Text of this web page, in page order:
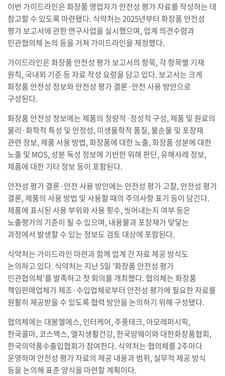
이번 가이드라인은 화장품 영업자가 안전성 평가 자료를 작성하는 데
참고할 수 있도록 마련됐다. 식약처는 2025년부터 화장품 안전성
평가 보고서에 관한 연구사업을 실시했으며, 업계 의견수렴과
민관협의체 논의 등을 거쳐 가이드라인을 제정했다.
가이드라인은 화장품 안전성 평가 보고서의 항목, 각 항목별 기재
원칙, 국내외 기준 등 자료 작성 요령을 담고 있다. 보고서는 크게
화장품 안전성 정보와 안전성 평가 결론·안전 사용 방안으로
구성된다.
화장품 안전성 정보에는 제품의 정량적·정성적 구성, 제품 및 원료의
물리·화학적 특성 및 안정성, 미생물학적 품질, 불순물 및 포장재
관련 정보, 제품 사용 방법, 화장품에 대한 노출, 화장품 성분에 대한
노출 및 MOS, 성분 독성 정보에 기반한 위해 판단, 유해사례 정보,
제품에 대한 기타 정보 등이 포함된다.
안전성 평가 결론·안전 사용 방안에는 안전성 평가 고찰, 안전성 평가
결론, 제품의 사용 방법 및 사용할 때의 주의사항 표기 등이 담긴다.
제품에 표시된 사용 부위와 사용 횟수, 씻어내는지 여부 등은
노출평가의 기준이 될 수 있으며, 내용물과 포장재가 맞닿는
과정에서 발생할 수 있는 정보도 검토 대상에 포함된다.
식약처는 가이드라인 마련과 함께 업계 간 자료 제공 방식도
논의하고 있다. 식약처는 지난 5일 '화장품 안전성 평가
민관협의체'를 발족하고 첫 회의를 개최했다. 협의체는 화장품
책임판매업체가 제조·수입업체로부터 안전성 평가에 필요한 자료를
원활히 제공받을 수 있도록 협력 방안을 논의하기 위해 구성됐다.
협의체에는 대봉엘에스, 인터케어, 주풍테크, 아모레퍼시픽,
한국콜마, 코스맥스, 엘지생활건강, 한국암웨이와 대한화장품협회,
한국의약품수출입협회가 참여한다. 식약처는 협의체를 2주마다
운영하며 안전성 평가 자료의 제공 내용과 범위, 실무적 제공 방식
등을 논의해 표준 양식을 마련할 계획이다.